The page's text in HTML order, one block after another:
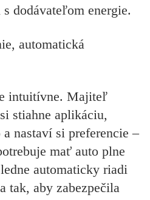
dodávateľom energie.
automatická
intuitívne. Majiteľ
stiahne aplikáciu,
nastaví si preferencie –
mať auto plne
automaticky riadi
tak, aby zabezpečila